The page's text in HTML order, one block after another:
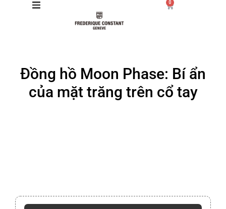
Manufacture
0
Đồng hồ Moon Phase: Bí ẩn
của mặt trăng trên cổ tay